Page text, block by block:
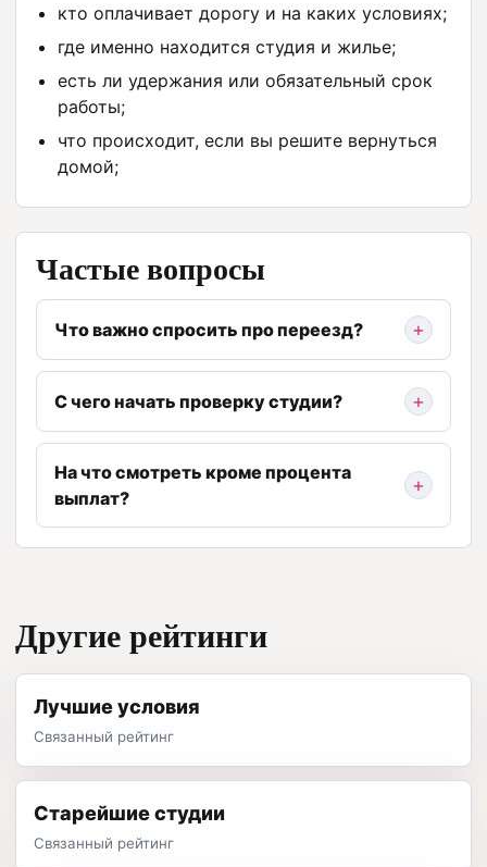
кто оплачивает дорогу и на каких условиях;
где именно находится студия и жилье;
есть ли удержания или обязательный срок
работы;
что происходит, если вы решите вернуться
домой;
Частые вопросы
Что важно спросить про переезд?
С чего начать проверку студии?
На что смотреть кроме процента
выплат?
Другие рейтинги
Лучшие условия
Связанный рейтинг
Старейшие студии
Связанный рейтинг